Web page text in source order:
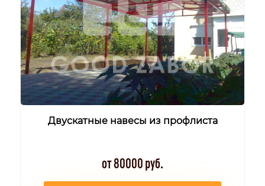
Двускатные навесы из профлиста
от 80000 руб.